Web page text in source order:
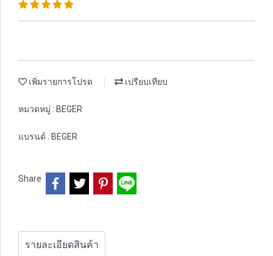
เพิ่มรายการโปรด เปรียบเทียบ
หมวดหมู่ : BEGER
แบรนด์ : BEGER
Share
รายละเอียดสินค้า